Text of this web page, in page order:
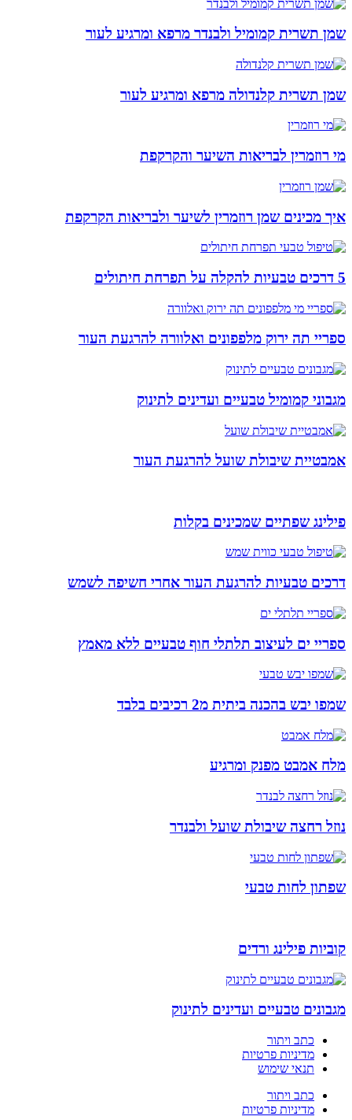
שמן תשרית קמומיל ולבנדר מרפא ומרגיע לעור
שמן תשרית קלנדולה מרפא ומרגיע לעור
מי רוזמרין לבריאות השיער והקרקפת
איך מכינים שמן רוזמרין לשיער ולבריאות הקרקפת
5 דרכים טבעיות להקלה על תפרחת חיתולים
ספריי תה ירוק מלפפונים ואלוורה להרגעת העור
מגבוני קמומיל טבעיים ועדינים לתינוק
אמבטיית שיבולת שועל להרגעת העור
פילינג שפתיים שמכינים בקלות
דרכים טבעיות להרגעת העור אחרי חשיפה לשמש
ספריי ים לעיצוב תלתלי חוף טבעיים ללא מאמץ
שמפו יבש בהכנה ביתית מ2 רכיבים בלבד
מלח אמבט מפנק ומרגיע
נוזל רחצה שיבולת שועל ולבנדר
שפתון לחות טבעי
קוביות פילינג ורדים
מגבונים טבעיים ועדינים לתינוק
כתב ויתור
מדיניות פרטיות
תנאי שימוש
כתב ויתור
מדיניות פרטיות